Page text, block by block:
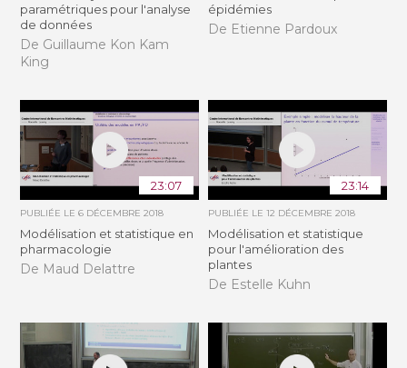
paramétriques pour l'analyse
de données
De Guillaume Kon Kam
King
épidémies
De Etienne Pardoux
23:07
PUBLIÉE LE6 DÉCEMBRE 2018
Modélisation et statistique en
pharmacologie
De Maud Delattre
23:14
PUBLIÉE LE 12 DÉCEMBRE 2018
Modélisation et statistique
pour l'amélioration des
plantes
De Estelle Kuhn